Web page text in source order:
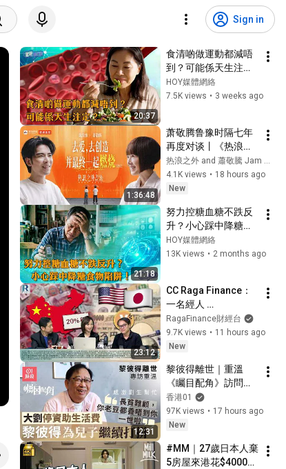
Sign in
20:37
食清啲做運動都減唔
到？可能係天生注
定？｜ 健康關注組 ｜
EP607 ｜ 脂蛋白A ｜
朱智賢 ｜ HOY
HOY媒體網絡
7.5K views • 3 weeks ago
1:36:48
萧敬腾鲁豫时隔七年
再度对谈丨《热浪之
外2026》EP02正片
热浪之外 and 蕭敬騰 Jam Hsiao
4.1K views • 18 hours ago
New
21:18
努力控糖血糖不跌反
升？小心踩中降糖食
物陷阱！ ｜ 健康關注
組 ｜ EP572 ｜ 降血
糖指數 ｜ 敖嘉年 ｜
黃芳雯 ｜ HOY
HOY媒體網絡
13K views • 2 months ago
23:12
CC Raga Finance：
一名經人
20260806：第一節：
中國向境外分紅保單
及預繳保費之收益收
RagaFinance財經台
9.7K views • 11 hours ago
New
12:31
黎彼得離世｜重溫
《矚目配角》訪問
大劉相救與許冠傑決
裂仍欣賞｜01娛樂｜
黎彼得｜專訪｜香港
香港01
97K views • 17 hours ago
New
#MM｜27歲日本人棄
5房屋來港花$4000住